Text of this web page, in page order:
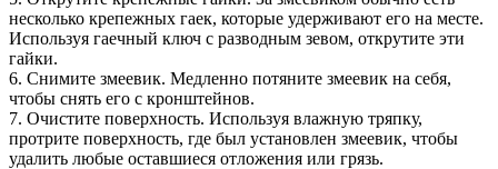
несколько крепежных гаек, которые удерживают его на месте.
Используя гаечный ключ с разводным зевом, открутите эти
гайки.
6. Снимите змеевик. Медленно потяните змеевик на себя,
чтобы снять его с кронштейнов.
7. Очистите поверхность. Используя влажную тряпку,
протрите поверхность, где был установлен змеевик, чтобы
удалить любые оставшиеся отложения или грязь.